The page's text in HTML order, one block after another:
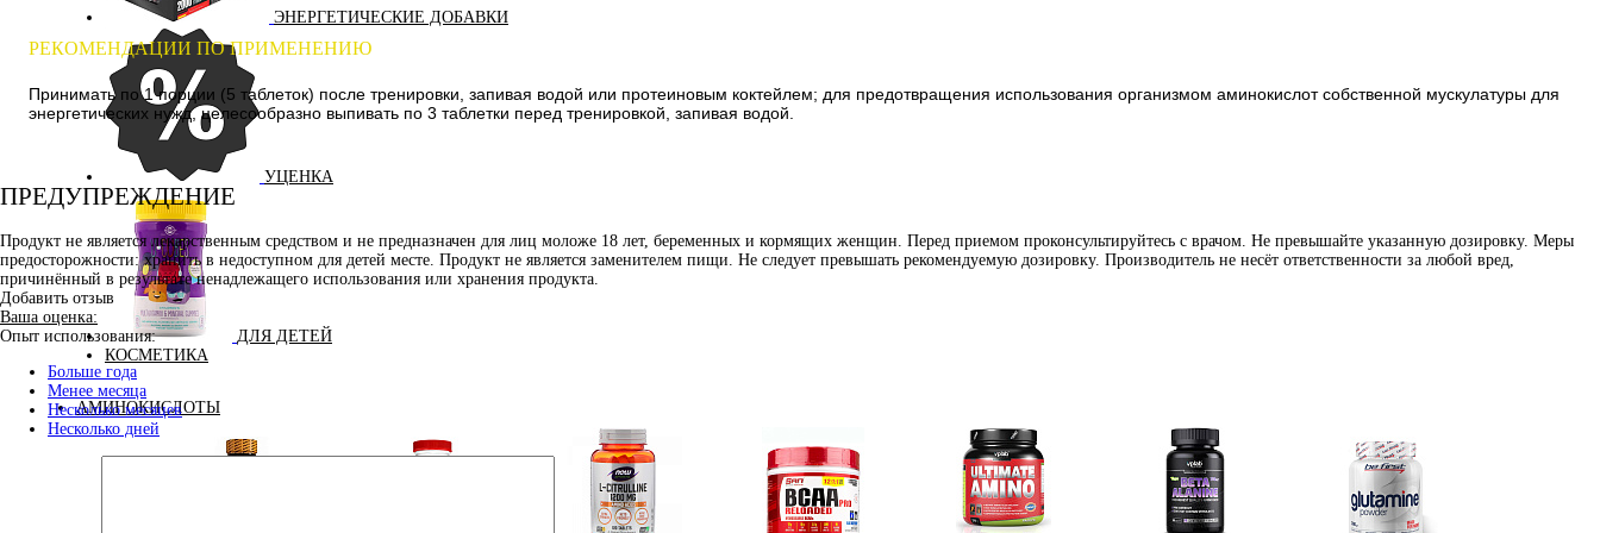
ЭНЕРГЕТИЧЕСКИЕ ДОБАВКИ
УЦЕНКА
ДЛЯ ДЕТЕЙ
КОСМЕТИКА
АМИНОКИСЛОТЫ
РЕКОМЕНДАЦИИ ПО ПРИМЕНЕНИЮ
Принимать по 1 порции (5 таблеток) после тренировки, запивая водой или протеиновым коктейлем; для предотвращения использования организмом аминокислот собственной мускулатуры для
энергетических нужд, целесообразно выпивать по 3 таблетки перед тренировкой, запивая водой.
ПРЕДУПРЕЖДЕНИЕ
Продукт не является лекарственным средством и не предназначен для лиц моложе 18 лет, беременных и кормящих женщин. Перед приемом проконсультируйтесь с врачом. Не превышайте указанную дозировку. Меры
предосторожности: хранить в недоступном для детей месте. Продукт не является заменителем пищи. Не следует превышать рекомендуемую дозировку. Производитель не несёт ответственности за любой вред,
причинённый в результате ненадлежащего использования или хранения продукта.
Добавить отзыв
Ваша оценка:
Опыт использования:
Больше года
Менее месяца
Несколько месяцев
Несколько дней